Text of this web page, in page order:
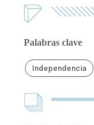
Palabras clave
Independencia